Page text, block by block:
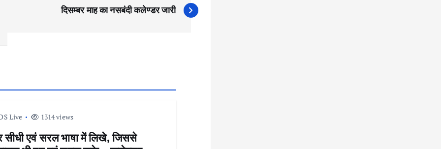
दिसम्बर माह का नसबंदी कलेण्डर जारी
Live 1314 views
एवं सरल भाषा में लिखे, जिससे